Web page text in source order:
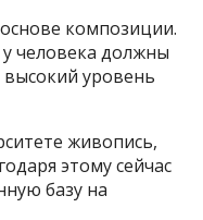
композиции.
человека должны
уровень
живопись,
этому сейчас
базу на